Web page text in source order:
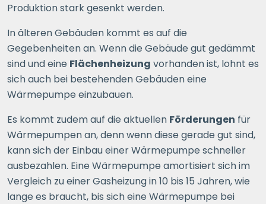
Produktion stark gesenkt werden.
In älteren Gebäuden kommt es auf die
Gegebenheiten an. Wenn die Gebäude gut gedämmt
sind und eine Flächenheizung vorhanden ist, lohnt es
sich auch bei bestehenden Gebäuden eine
Wärmepumpe einzubauen.
Es kommt zudem auf die aktuellen Förderungen für
Wärmepumpen an, denn wenn diese gerade gut sind,
kann sich der Einbau einer Wärmepumpe schneller
ausbezahlen. Eine Wärmepumpe amortisiert sich im
Vergleich zu einer Gasheizung in 10 bis 15 Jahren, wie
lange es braucht, bis sich eine Wärmepumpe bei